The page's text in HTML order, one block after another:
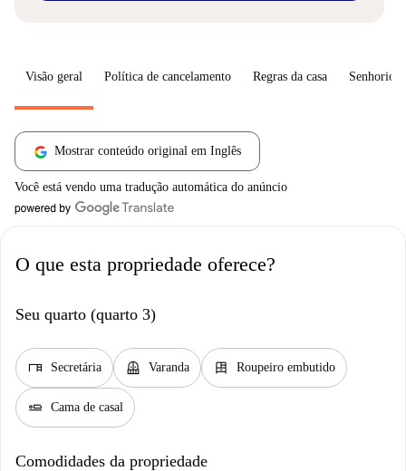
Visão geral Política de cancelamento Regras da casa Senhorio
Mostrar conteúdo original em Inglês
Você está vendo uma tradução automática do anúncio
O que esta propriedade oferece?
Seu quarto (quarto 3)
desk Secretária balcony Varanda dresser Roupeiro embutido
airline_seat_flat Cama de casal
Comodidades da propriedade